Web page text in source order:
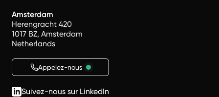
Amsterdam
Herengracht 420
1017 BZ, Amsterdam
Netherlands
Appelez-nous
Suivez-nous sur LinkedIn